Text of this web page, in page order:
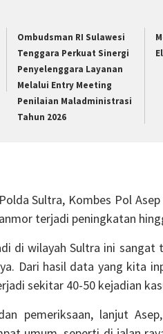
Ombudsman RI Sulawesi
Tenggara Perkuat Sinergi
Penyelenggara Layanan
Melalui Entry Meeting
Penilaian Maladministrasi
Tahun 2026
Sultra, Kombes Pol
terjadi peningkatan
di wilayah Sultra ini sangat
Dari hasil data yang kita
sekitar 40-50 kejadian
pemeriksaan, lanjut